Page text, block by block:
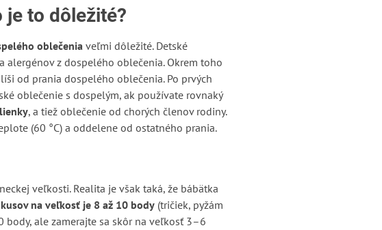
je to dôležité?
oblečeniaveľmi dôležité. Detské
alergénov z dospelého oblečenia. Okrem toho
od prania dospelého oblečenia. Po prvých
oblečenie s dospelým, ak používate rovnaký
, a tiež oblečenie od chorých členov rodiny.
(60 °C) a oddelene od ostatného prania.
veľkosti. Realita je však taká, že bábätka
na veľkosť je 8 až 10 body(tričiek, pyžám
ale zamerajte sa skôr na veľkosť 3–6